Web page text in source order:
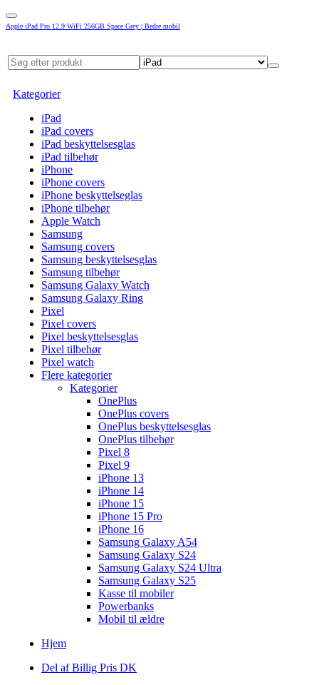
Apple iPad Pro 12.9 WiFi 256GB Space Grey | Bedre mobil
Kategorier
iPad
iPad covers
iPad beskyttelsesglas
iPad tilbehør
iPhone
iPhone covers
iPhone beskyttelseglas
iPhone tilbehør
Apple Watch
Samsung
Samsung covers
Samsung beskyttelsesglas
Samsung tilbehør
Samsung Galaxy Watch
Samsung Galaxy Ring
Pixel
Pixel covers
Pixel beskyttelsesglas
Pixel tilbehør
Pixel watch
Flere kategorier
Kategorier
OnePlus
OnePlus covers
OnePlus beskyttelsesglas
OnePlus tilbehør
Pixel 8
Pixel 9
iPhone 13
iPhone 14
iPhone 15
iPhone 15 Pro
iPhone 16
Samsung Galaxy A54
Samsung Galaxy S24
Samsung Galaxy S24 Ultra
Samsung Galaxy S25
Kasse til mobiler
Powerbanks
Mobil til ældre
Hjem
Del af Billig Pris DK